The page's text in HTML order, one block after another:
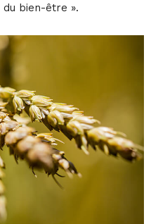
bien-être ».